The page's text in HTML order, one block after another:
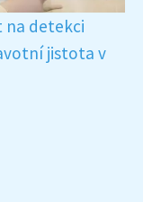
na detekci
jistota v